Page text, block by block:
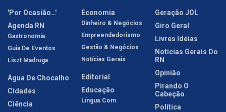
'Por Ocasião…'
Agenda RN
Gastronomia
Guia De Eventos
Liszt Madruga
Água De Chocalho
Cidades
Ciência
Economia
Dinheiro & Negócios
Empreendedorismo
Gestão & Negócios
Notícias Gerais
Editorial
Educação
Língua.com
Geração JOL
Giro Geral
Livres Idéias
Notícias Gerais Do
RN
Opinião
Pirando O
Cabeção
Política